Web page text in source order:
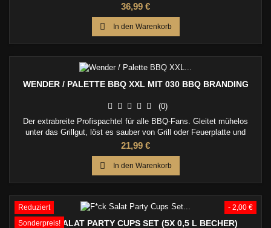
Preis
36,99 €
 In den Warenkorb
WENDER / PALETTE BBQ XXL MIT 030 BBQ BRANDING
(0)
Der extrabreite Profispachtel für alle BBQ-Fans. Gleitet mühelos
unter das Grillgut, löst es sauber von Grill oder Feuerplatte und
macht das gekonnte Wenden saftiger Burgerpatties zum puren BBQ-
Preis
21,99 €
 In den Warenkorb
- 2,00 €
Reduziert
Sonderpreis!
F*CK SALAT PARTY CUPS SET (5X 0,5 L BECHER)